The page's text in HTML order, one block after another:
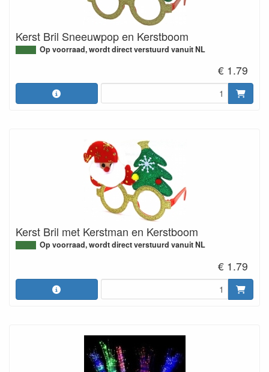
Kerst Bril Sneeuwpop en Kerstboom
Op voorraad, wordt direct verstuurd vanuit NL
€ 1.79
Kerst Bril met Kerstman en Kerstboom
Op voorraad, wordt direct verstuurd vanuit NL
€ 1.79